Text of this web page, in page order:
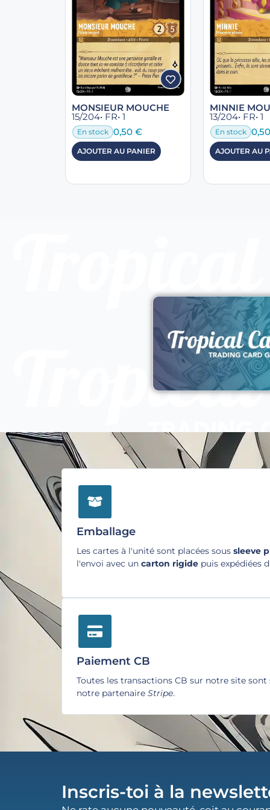
MONSIEUR MOUCHE
15/204• FR• 1
En stock 0,50 €
AJOUTER AU PANIER
MINNIE
13/204• FR• 1
En stock
AJOUTER AU
Emballage
Les cartes à l'unité sont placées sous sleeve
l'envoi avec un carton rigide puis expédiées
Paiement CB
Toutes les transactions CB sur notre site sont
notre partenaire Stripe.
Inscris-toi à la